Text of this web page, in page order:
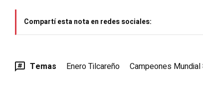
Compartí esta nota en redes sociales:
Temas Enero Tilcareño Campeones Mundial